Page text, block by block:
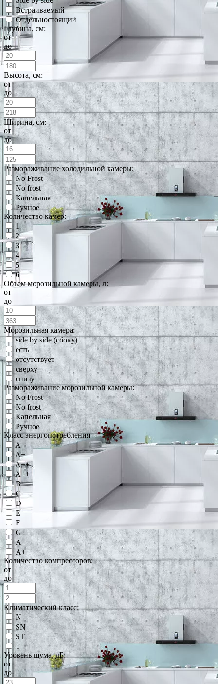
Встраиваемый
Отдельностоящий
Глубина, см:
от
до
Высота, см:
от
до
Ширина, см:
от
до
Размораживание холодильной камеры:
No Frost
No frost
Капельная
Ручное
Количество камер:
1
2
3
4
5
6
Объем морозильной камеры, л:
от
до
Морозильная камера:
side by side (сбоку)
есть
отсутствует
сверху
снизу
Размораживание морозильной камеры:
No Frost
No frost
Капельная
Ручное
Класс энергопотребления:
A
A+
A++
A+++
B
C
D
E
F
G
А
А+
Количество компрессоров:
от
до
Климатический класс:
N
SN
ST
T
Уровень шума, дБ:
от
до